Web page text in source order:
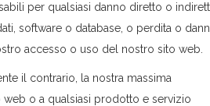
per qualsiasi danno diretto o
software o database, o perdita o
accesso o uso del nostro sito web.
il contrario, la nostra massima
o a qualsiasi prodotto e servizio